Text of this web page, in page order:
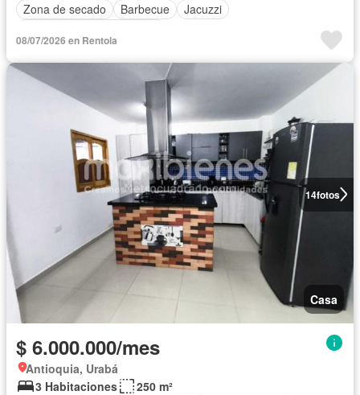
Zona de secado
Barbecue
Jacuzzi
08/07/2026 en Rentola
14fotos
Casa
$ 6.000.000/mes
Antioquia, Urabá
3 Habitaciones
250 m²